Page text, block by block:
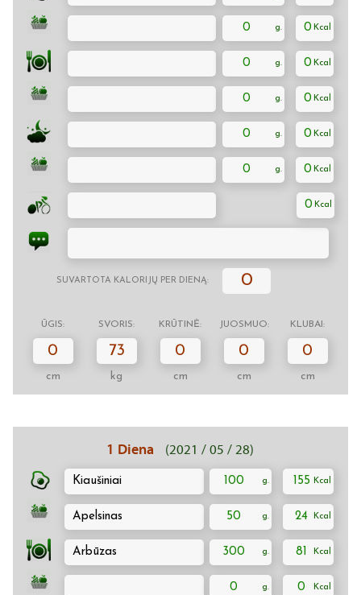
0 0
0 0
0 0
0 0
0 0
0
SUVARTOTA KALORIJŲ PER DIENĄ: 0
ŪGIS: SVORIS: KRŪTINĖ: JUOSMUO: KLUBAI:
0
cm
73
kg
0
cm
0
cm
0
cm
1 Diena (2021 / 05 / 28)
Kiaušiniai 100 155
Apelsinas 50 24
Arbūzas 300 81
0 0